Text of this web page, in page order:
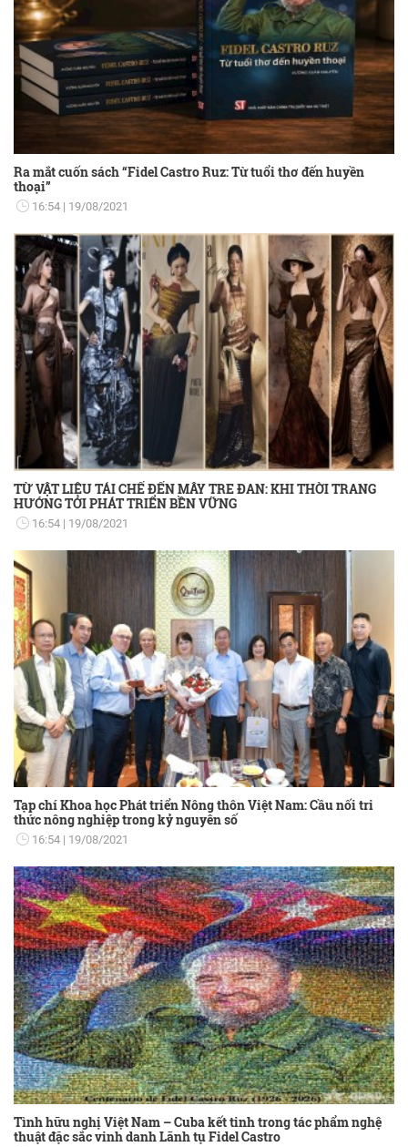
Ra mắt cuốn sách “Fidel Castro Ruz: Từ tuổi thơ đến huyền
thoại”
16:54 19/08/2021
TỪ VẬT LIỆU TÁI CHẾ ĐẾN MÂY TRE ĐAN: KHI THỜI TRANG
HƯỚNG TỚI PHÁT TRIỂN BỀN VỮNG
16:54 19/08/2021
Tạp chí Khoa học Phát triển Nông thôn Việt Nam: Cầu nối tri
thức nông nghiệp trong kỷ nguyên số
16:54 19/08/2021
Tình hữu nghị Việt Nam – Cuba kết tinh trong tác phẩm nghệ
thuật đặc sắc vinh danh Lãnh tụ Fidel Castro